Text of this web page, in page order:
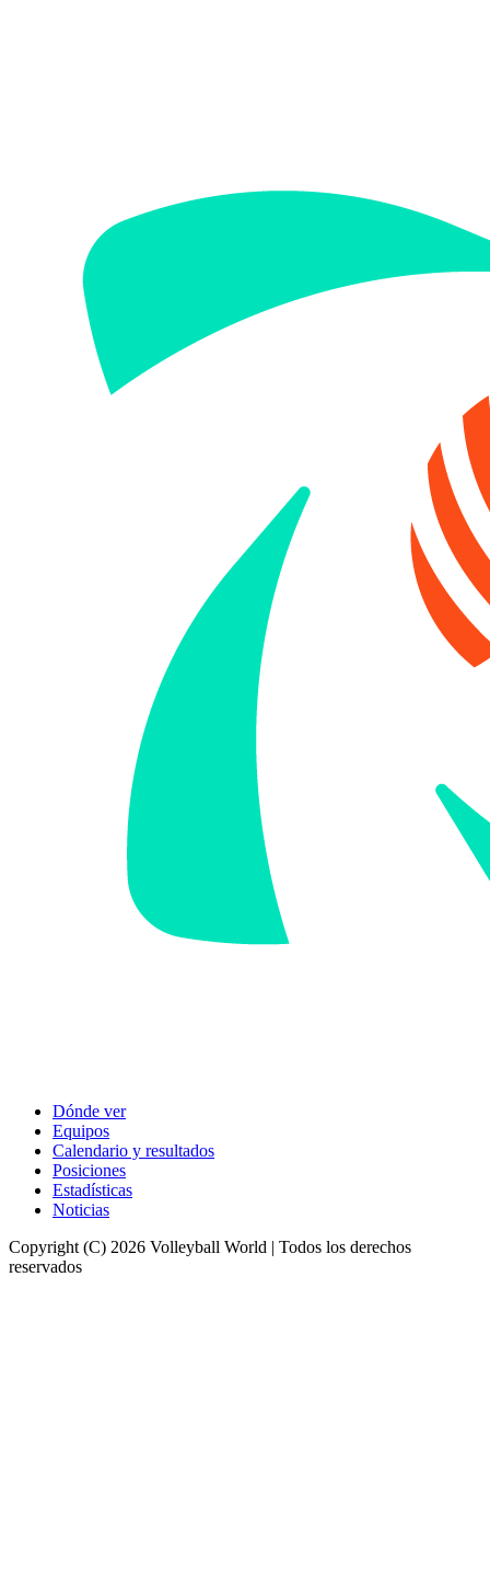
Dónde ver
Equipos
Calendario y resultados
Posiciones
Estadísticas
Noticias
Copyright (C) 2026 Volleyball World | Todos los derechos
reservados